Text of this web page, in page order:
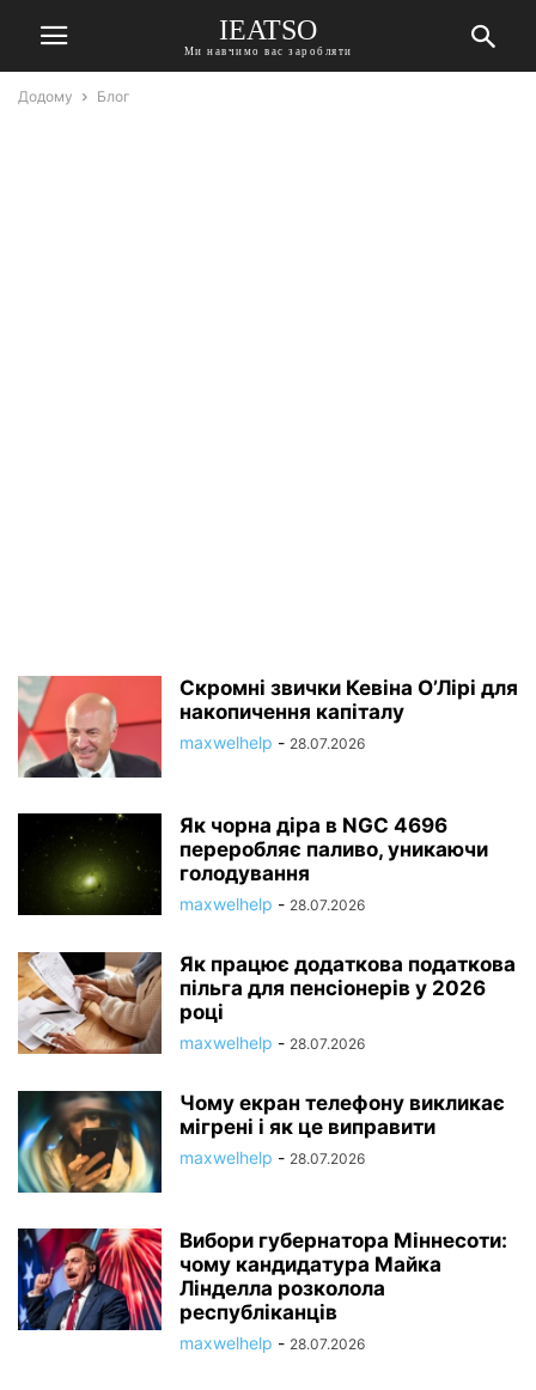
IEATSO
Ми навчимо вас заробляти
Додому Блог
Скромні звички Кевіна О’Лірі для
накопичення капіталу
maxwelhelp - 28.07.2026
Як чорна діра в NGC 4696
переробляє паливо, уникаючи
голодування
maxwelhelp - 28.07.2026
Як працює додаткова податкова
пільга для пенсіонерів у 2026
році
maxwelhelp - 28.07.2026
Чому екран телефону викликає
мігрені і як це виправити
maxwelhelp - 28.07.2026
Вибори губернатора Міннесоти:
чому кандидатура Майка
Лінделла розколола
республіканців
maxwelhelp - 28.07.2026